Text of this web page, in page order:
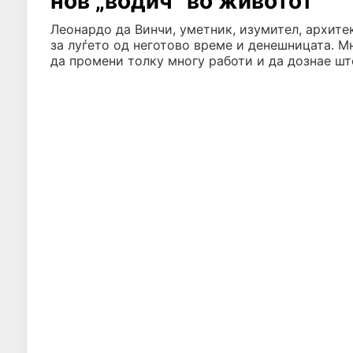
Леонардо да Винчи, уметник, изумител,
за луѓето од неготово време и денешницата.
да промени толку многу работи и да дознае